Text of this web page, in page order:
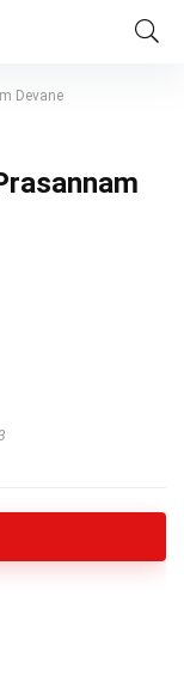
Devane